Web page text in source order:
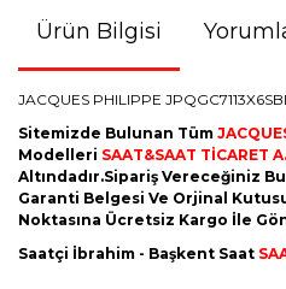
Ürün Bilgisi
JACQUES PHILIPPE
Sitemizde Bulunan Tüm
Modelleri SAAT&SAAT TİCARET
Altındadır.Sipariş Vereceğiniz
Garanti Belgesi Ve Orjinal
Noktasına Ücretsiz Kargo İle
Saatçi İbrahim - Başkent Saat